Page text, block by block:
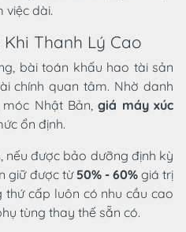
việc dài.
Thanh Lý Cao
bài toán khấu hao tài sản
chính quan tâm. Nhờ danh
Nhật Bản,giá máy xúc
ổn định.
nếu được bảo dưỡng định kỳ
giữ được từ 50% - 60%giá trị
cấp luôn có nhu cầu cao
tùng thay thế sẵn có.